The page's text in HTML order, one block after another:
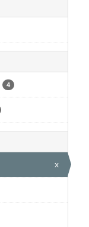
4
x